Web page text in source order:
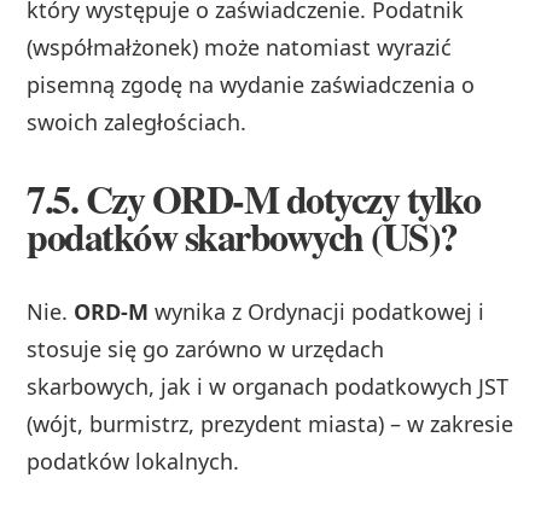
który występuje o zaświadczenie. Podatnik
(współmałżonek) może natomiast wyrazić
pisemną zgodę na wydanie zaświadczenia o
swoich zaległościach.
7.5. Czy ORD‑M dotyczy tylko
podatków skarbowych (US)?
Nie. ORD‑M wynika z Ordynacji podatkowej i
stosuje się go zarówno w urzędach
skarbowych, jak i w organach podatkowych JST
(wójt, burmistrz, prezydent miasta) – w zakresie
podatków lokalnych.